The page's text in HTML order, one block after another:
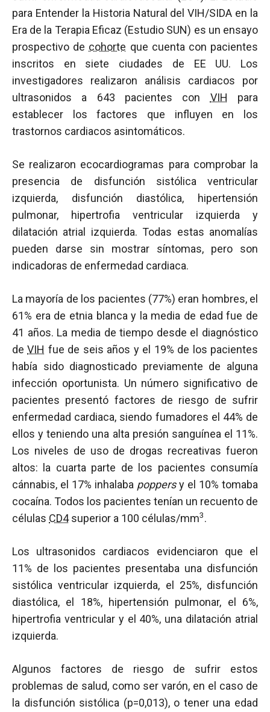
para Entender la Historia Natural del VIH/SIDA en la
Era de la Terapia Eficaz (Estudio SUN) es un ensayo
prospectivo de cohorte que cuenta con pacientes
inscritos en siete ciudades de EE UU. Los
investigadores realizaron análisis cardiacos por
ultrasonidos a 643 pacientes con VIH para
establecer los factores que influyen en los
trastornos cardiacos asintomáticos.
Se realizaron ecocardiogramas para comprobar la
presencia de disfunción sistólica ventricular
izquierda, disfunción diastólica, hipertensión
pulmonar, hipertrofia ventricular izquierda y
dilatación atrial izquierda. Todas estas anomalías
pueden darse sin mostrar síntomas, pero son
indicadoras de enfermedad cardiaca.
La mayoría de los pacientes (77%) eran hombres, el
61% era de etnia blanca y la media de edad fue de
41 años. La media de tiempo desde el diagnóstico
deVIH fue de seis años y el 19% de los pacientes
había sido diagnosticado previamente de alguna
infección oportunista. Un número significativo de
pacientes presentó factores de riesgo de sufrir
enfermedad cardiaca, siendo fumadores el 44% de
ellos y teniendo una alta presión sanguínea el 11%.
Los niveles de uso de drogas recreativas fueron
altos: la cuarta parte de los pacientes consumía
cánnabis, el 17% inhalaba poppersy el 10% tomaba
cocaína. Todos los pacientes tenían un recuento de
células CD4superior a 100 células/mm3.
Los ultrasonidos cardiacos evidenciaron que el
11% de los pacientes presentaba una disfunción
sistólica ventricular izquierda, el 25%, disfunción
diastólica, el 18%, hipertensión pulmonar, el 6%,
hipertrofia ventricular y el 40%, una dilatación atrial
izquierda.
Algunos factores de riesgo de sufrir estos
problemas de salud, como ser varón, en el caso de
la disfunción sistólica (p=0,013), o tener una edad